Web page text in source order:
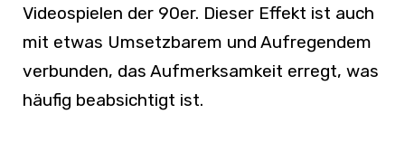
Videospielen der 90er. Dieser Effekt ist auch
mit etwas Umsetzbarem und Aufregendem
verbunden, das Aufmerksamkeit erregt, was
häufig beabsichtigt ist.